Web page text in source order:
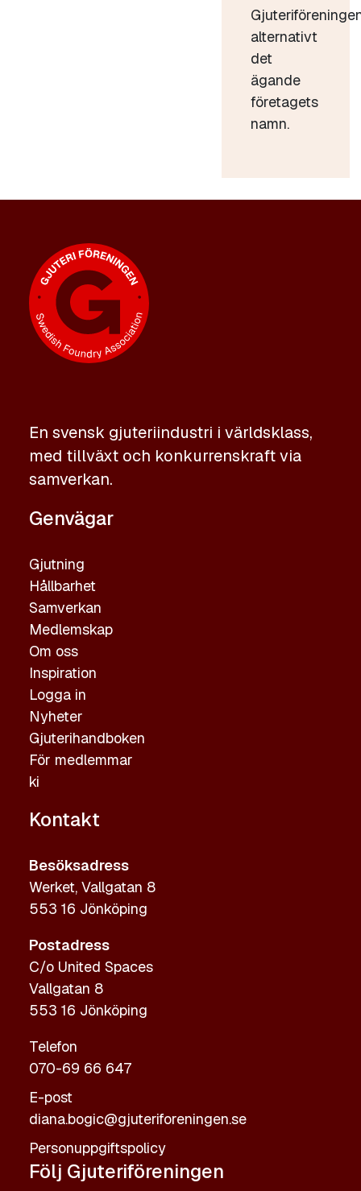
alternativt
det
ägande
företagets
namn.
En svensk gjuteriindustri i världsklass,
med tillväxt och konkurrenskraft via
samverkan.
Genvägar
Gjutning
Hållbarhet
Samverkan
Medlemskap
Om oss
Inspiration
Logga in
Nyheter
Gjuterihandboken
För medlemmar
ki
Kontakt
Besöksadress
Werket, Vallgatan 8
553 16 Jönköping
Postadress
C/o United Spaces
Vallgatan 8
553 16 Jönköping
Telefon
070-69 66 647
E-post
diana.bogic@gjuteriforeningen.se
Personuppgiftspolicy
Följ Gjuteriföreningen